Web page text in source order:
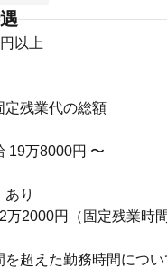
以上
残業代の総額
19万8000円 〜
あり
万2000円（固定残業時
を超えた勤務時間につ